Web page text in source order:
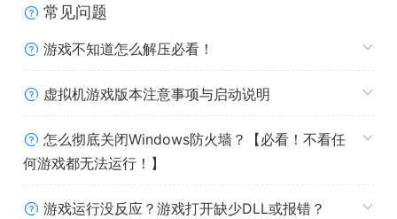
亚洲农业、新作物和牲畜
展，如今可种植的作物多达25种。你可以在精心保水的稻田
里尝试种植两种不同品种的水稻，感受亚洲独特的水稻种植
文化。此外，还新增了菠菜、豌豆和四季豆等作物，为你的
种植选择增添了更多多样性。各种不同的树种以及温室蔬菜
的加入，进一步丰富了农场的作物品种。随着亚洲农业内容
常见问题
游戏不知道怎么解压必看！
虚拟机游戏版本注意事项与启动说明
怎么彻底关闭Windows防火墙？【必看！不看任
何游戏都无法运行！】
游戏运行没反应？游戏打开缺少DLL或报错？